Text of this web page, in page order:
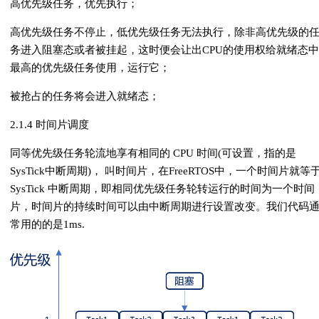
高优先级任务，优先执行；
高优先级任务不停止，低优先级任务无法执行，除非高优先级的任
务进入阻塞态或者被挂起，这时便会让出CPU的使用权给就绪态中
最高的优先级任务使用，运行它；
被抢占的任务将会进入就绪态；
2.1.4 时间片调度
同等优先级任务轮流地享有相同的 CPU 时间(可设置，指的是
SysTick中断周期)， 叫时间片，在FreeRTOS中，一个时间片就等
SysTick 中断周期，即相同优先级任务轮转运行的时间为一个时间
片，时间片的持续时间可以由中断周期进行设置改变。我们代码通
常用的的是1ms.